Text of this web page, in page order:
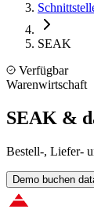
SEAK
Verfügbar
Warenwirtschaft
SEAK &
Bestell-, Liefer-
Demo buchen